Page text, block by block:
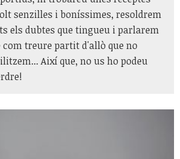
senzilles i boníssimes, resoldrem
els dubtes que tingueu i parlarem
com treure partit d'allò que no
Així que, no us ho podeu